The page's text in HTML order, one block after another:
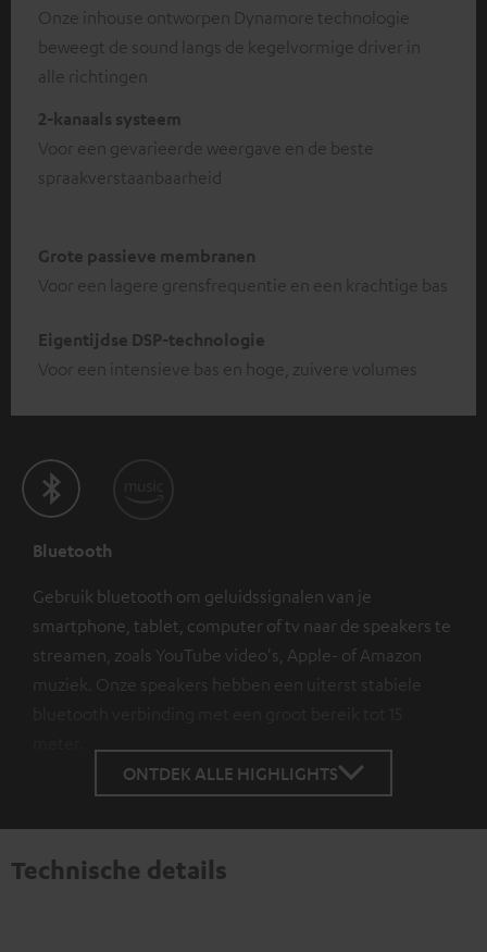
Onze inhouse ontworpen Dynamore technologie
beweegt de sound langs de kegelvormige driver in
alle richtingen
2-kanaals systeem
Voor een gevarieerde weergave en de beste
spraakverstaanbaarheid
Grote passieve membranen
Voor een lagere grensfrequentie en een krachtige bas
Eigentijdse DSP-technologie
Voor een intensieve bas en hoge, zuivere volumes
Bluetooth
Gebruik bluetooth om geluidssignalen van je
smartphone, tablet, computer of tv naar de speakers te
streamen, zoals YouTube video's, Apple- of Amazon
muziek. Onze speakers hebben een uiterst stabiele
ONTDEK ALLE HIGHLIGHTS
Technische details